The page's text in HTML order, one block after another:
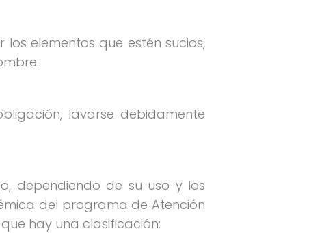
elementos que estén sucios,
lavarse debidamente
dependiendo de su uso y los
del programa de Atención
hay una clasificación: